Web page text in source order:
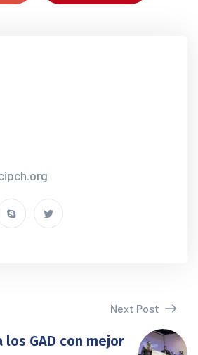
Next Post
los GAD con mejor